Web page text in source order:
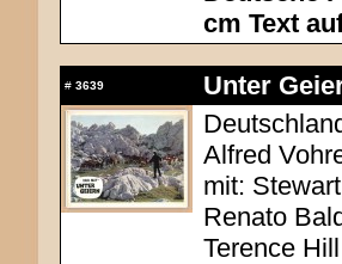
cm Text
# 3639
Unter
Alfred
mit:
Renato
Terence